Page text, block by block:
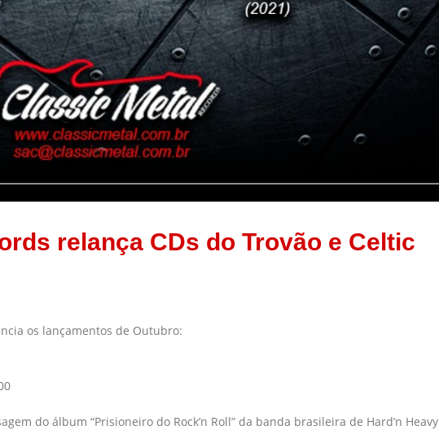
relança CDs do Trovão e Celtic
os lançamentos de Outubro:
do álbum “Prisioneiro do Rock’n Roll” da banda brasileira de Hard’n Heavy